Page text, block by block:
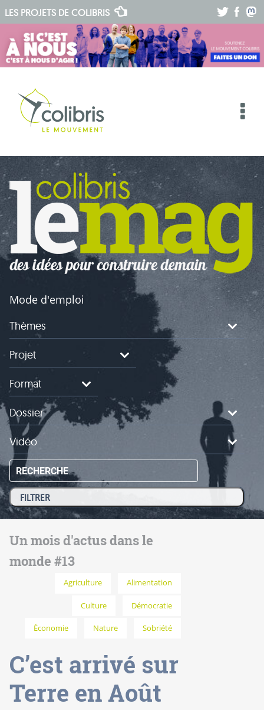
LES PROJETS DE COLIBRIS
Mode d'emploi
Thèmes
Projet
Format
Dossier
Vidéo
RECHERCHE
Un mois d'actus dans le
monde #13
Agriculture Alimentation
Culture Démocratie
Économie Nature Sobriété
C’est arrivé sur
Terre en Août